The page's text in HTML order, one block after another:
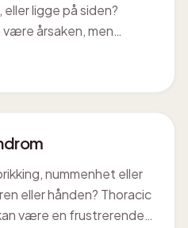
ligge på siden?
årsaken, men
Cor Optima i
hjelpe deg tilbake til en
nummenhet eller
eller hånden? Thoracic
være en frustrerende